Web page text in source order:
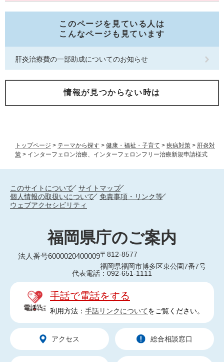
トップページ > テーマから探す > 健康・福祉・子育て > 疾病対策 > 肝炎対
策 > インターフェロン治療、インターフェロンフリー治療新規申請様式
このページを見ている人は
こんなページも見ています
肝炎治療費の一部助成についてのお知らせ
情報が見つからない時は
このサイトについて
サイトマップ
個人情報の取扱いについて
免責事項・リンク等
ウェブアクセシビリティ
福岡県庁のご案内
法人番号6000020400009〒812-8577
福岡県福岡市博多区東公園7番7号
代表電話：092-651-1111
手話で電話をする
利用方法： 手話リンクについてをご覧ください。
アクセス 総合相談窓口